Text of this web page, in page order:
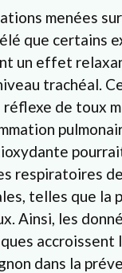
menées
que certains
un effet
trachéal.
de toux
respiratoires
telles que la
Ainsi, les
accroissent
dans la